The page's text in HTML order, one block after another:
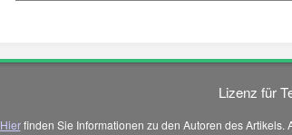
Lizenz für
Hierfinden Sie Informationen zu den Autoren des